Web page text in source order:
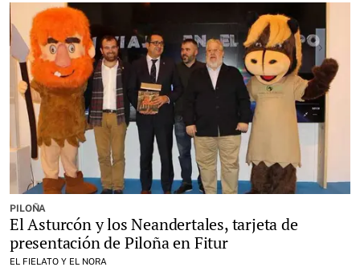
PILOÑA
El Asturcón y los Neandertales, tarjeta de
presentación de Piloña en Fitur
EL FIELATO Y EL NORA